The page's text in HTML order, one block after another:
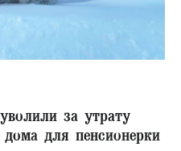
за утрату
для пенсионерки